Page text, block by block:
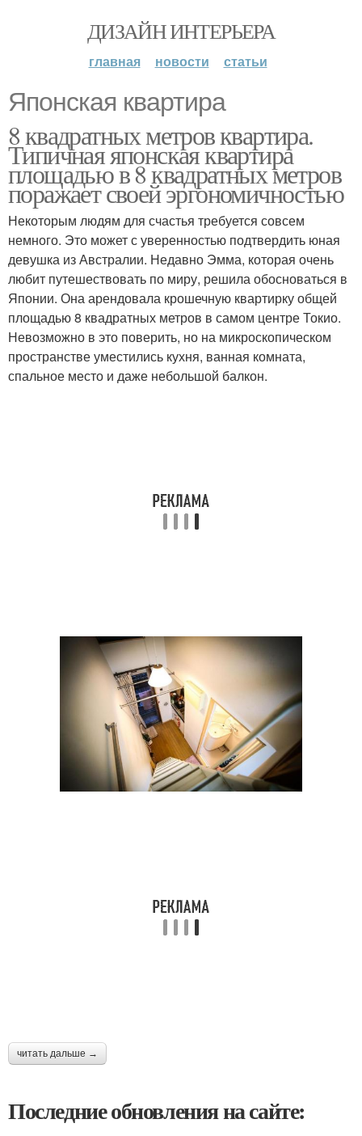
ДИЗАЙН ИНТЕРЬЕРА
главная новости статьи
Японская квартира
8 квадратных метров квартира.
Типичная японская квартира
площадью в 8 квадратных метров
поражает своей эргономичностью
Некоторым людям для счастья требуется совсем
немного. Это может с уверенностью подтвердить юная
девушка из Австралии. Недавно Эмма, которая очень
любит путешествовать по миру, решила обосноваться в
Японии. Она арендовала крошечную квартирку общей
площадью 8 квадратных метров в самом центре Токио.
Невозможно в это поверить, но на микроскопическом
пространстве уместились кухня, ванная комната,
спальное место и даже небольшой балкон.
читать дальше →
Последние обновления на сайте: